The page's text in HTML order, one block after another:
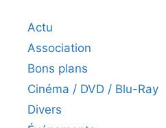
Actu
Association
Bons plans
Cinéma / DVD / Blu-Ray
Divers